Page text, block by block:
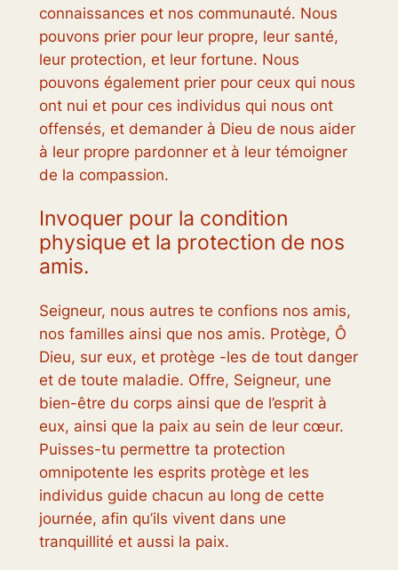
connaissances et nos communauté. Nous
pouvons prier pour leur propre, leur santé,
leur protection, et leur fortune. Nous
pouvons également prier pour ceux qui nous
ont nui et pour ces individus qui nous ont
offensés, et demander à Dieu de nous aider
à leur propre pardonner et à leur témoigner
de la compassion.
Invoquer pour la condition
physique et la protection de nos
amis.
Seigneur, nous autres te confions nos amis,
nos familles ainsi que nos amis. Protège, Ô
Dieu, sur eux, et protège -les de tout danger
et de toute maladie. Offre, Seigneur, une
bien-être du corps ainsi que de l’esprit à
eux, ainsi que la paix au sein de leur cœur.
Puisses-tu permettre ta protection
omnipotente les esprits protège et les
individus guide chacun au long de cette
journée, afin qu’ils vivent dans une
tranquillité et aussi la paix.